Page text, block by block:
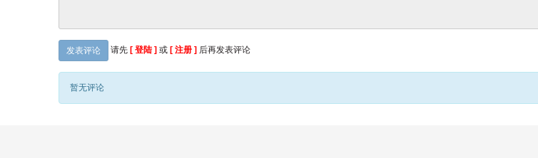
发表评论 请先 [ 登陆 ] 或 [ 注册 ] 后再发表评论
暂无评论